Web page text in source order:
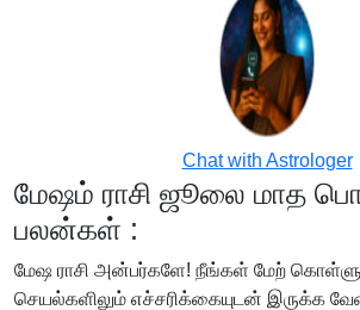
Chat with Astrologer
மேஷம் ராசி ஜூலை மாத
பலன்கள் :
மேஷ ராசி அன்பர்களே! நீங்கள் மேற்
செயல்களிலும் எச்சரிக்கையுடன் இருக்க